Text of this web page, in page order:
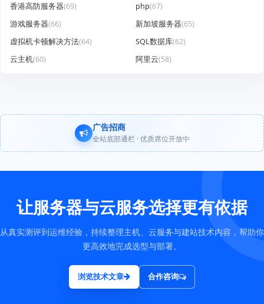
香港高防服务器(69) php(67)
游戏服务器(66) 新加坡服务器(65)
虚拟机卡顿解决方法(64) SQL数据库(62)
云主机(60) 阿里云(58)
广告招商
全站底部通栏 · 优质席位开放中
让服务器与云服务选择更有依据
从真实测评到运维经验，持续整理主机、云服务与建站技术内容，帮助你
更高效地完成选型与部署。
浏览技术文章 合作咨询